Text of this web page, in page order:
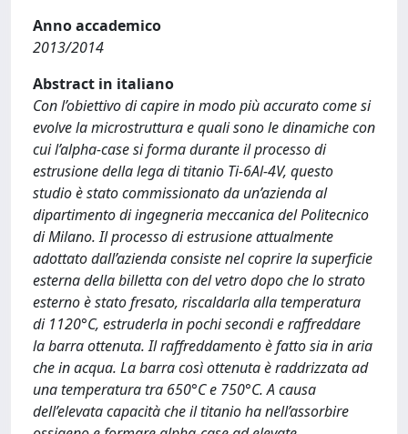
Anno accademico
2013/2014
Abstract in italiano
Con l’obiettivo di capire in modo più accurato come si
evolve la microstruttura e quali sono le dinamiche con
cui l’alpha-case si forma durante il processo di
estrusione della lega di titanio Ti-6Al-4V, questo
studio è stato commissionato da un’azienda al
dipartimento di ingegneria meccanica del Politecnico
di Milano. Il processo di estrusione attualmente
adottato dall’azienda consiste nel coprire la superficie
esterna della billetta con del vetro dopo che lo strato
esterno è stato fresato, riscaldarla alla temperatura
di 1120°C, estruderla in pochi secondi e raffreddare
la barra ottenuta. Il raffreddamento è fatto sia in aria
che in acqua. La barra così ottenuta è raddrizzata ad
una temperatura tra 650°C e 750°C. A causa
dell’elevata capacità che il titanio ha nell’assorbire